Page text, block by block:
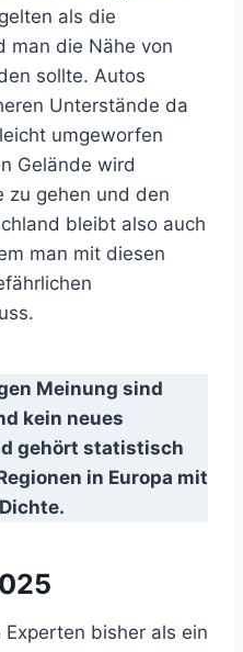
als die
man die Nähe von
sollte. Autos
Unterstände da
umgeworfen
Gelände wird
zu gehen und den
bleibt also auch
man mit diesen
Meinung sind
kein neues
gehört statistisch
in Europa mit
bisher als ein